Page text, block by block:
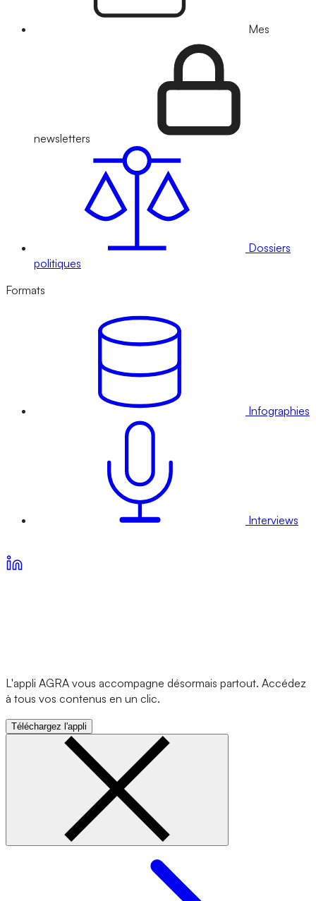
Mes
newsletters
Dossiers
politiques
Formats
Infographies
Interviews
L'appli AGRA vous accompagne désormais partout. Accédez
à tous vos contenus en un clic.
Téléchargez l'appli